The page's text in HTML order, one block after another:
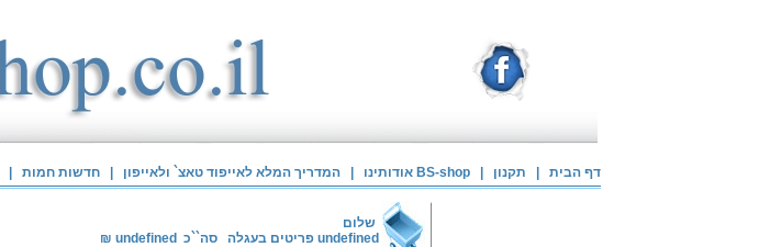
דף הבית תקנון אודותינו BS-shop המדריך המלא לאייפוד טאצ` ולאייפון חדשות חמות
שלום
undefined פריטים בעגלה סה``כ undefined
₪